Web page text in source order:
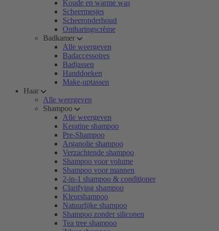
Koude en warme was
Scheermesjes
Scheeronderhoud
Ontharingscrème
Badkamer
Alle weergeven
Badaccessoires
Badjassen
Handdoeken
Make-uptassen
Haar
Alle weergeven
Shampoo
Alle weergeven
Keratine shampoo
Pre-Shampoo
Arganolie shampoo
Verzachtende shampoo
Shampoo voor volume
Shampoo voor mannen
2-in-1 shampoo & conditioner
Clarifying shampoo
Kleurshampoo
Natuurlijke shampoo
Shampoo zonder siliconen
Tea tree shampoo